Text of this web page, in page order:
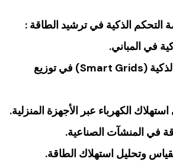
التحكم الذكية في ترشيد الطاقة :
في المباني.
تقنيات الشبكات الذكية (Smart Grids) في توزيع
الكهرباء عبر الأجهزة المنزلية.
في المنشآت الصناعية.
وتحليل استهلاك الطاقة.